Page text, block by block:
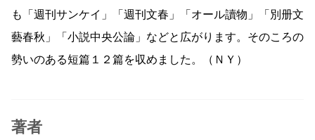
も「週刊サンケイ」「週刊文春」「オール讀物」「別册文
藝春秋」「小説中央公論」などと広がります。そのころの
勢いのある短篇１２篇を収めました。（ＮＹ）
著者